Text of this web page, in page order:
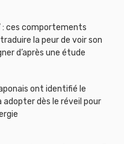
: ces comportements
la peur de voir son
d’après une étude
ont identifié le
adopter dès le réveil pour